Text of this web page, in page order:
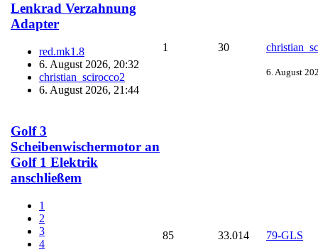
Lenkrad Verzahnung
Adapter
red.mk1.8
6. August 2026, 20:32
christian_scirocco2
6. August 2026, 21:44
1 30
6. August
Golf 3
Scheibenwischermotor an
Golf 1 Elektrik
anschließem
1
2
3
4
85 33.014 79-GLS